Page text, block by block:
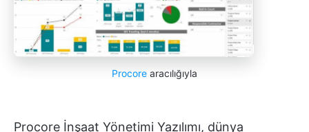
Procore aracılığıyla
Procore İnşaat Yönetimi Yazılımı, dünya